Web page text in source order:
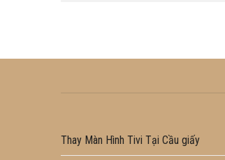
Thay Màn Hình Tivi Tại Cầu giấy